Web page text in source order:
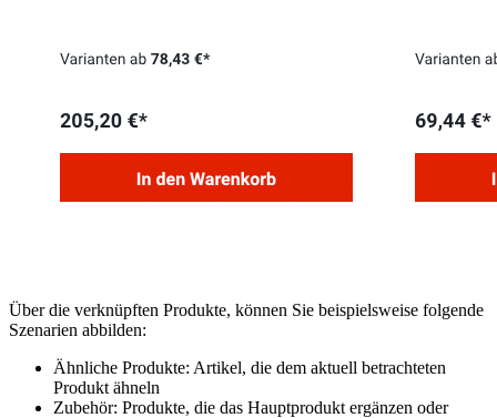
Über die verknüpften Produkte, können Sie beispielsweise folgende
Szenarien abbilden:
Ähnliche Produkte: Artikel, die dem aktuell betrachteten
Produkt ähneln
Zubehör: Produkte, die das Hauptprodukt ergänzen oder